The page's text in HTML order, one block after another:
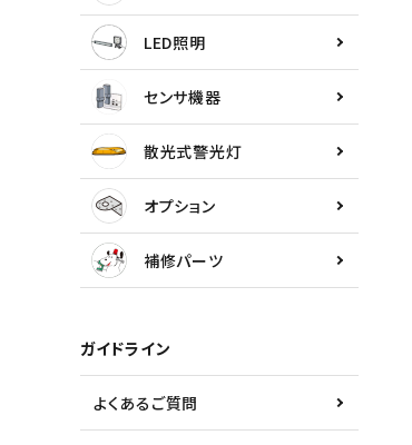
散光式警光灯
オプション
補修パーツ
製品選定の仕方
ガイドライン
LED照明
センサ機器
散光式警光灯
オプション
補修パーツ
ガイドライン
よくあるご質問